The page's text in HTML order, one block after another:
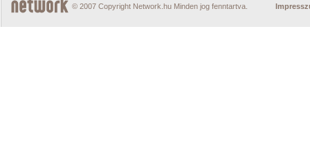
© 2007 Copyright Network.hu Minden jog fenntartva.